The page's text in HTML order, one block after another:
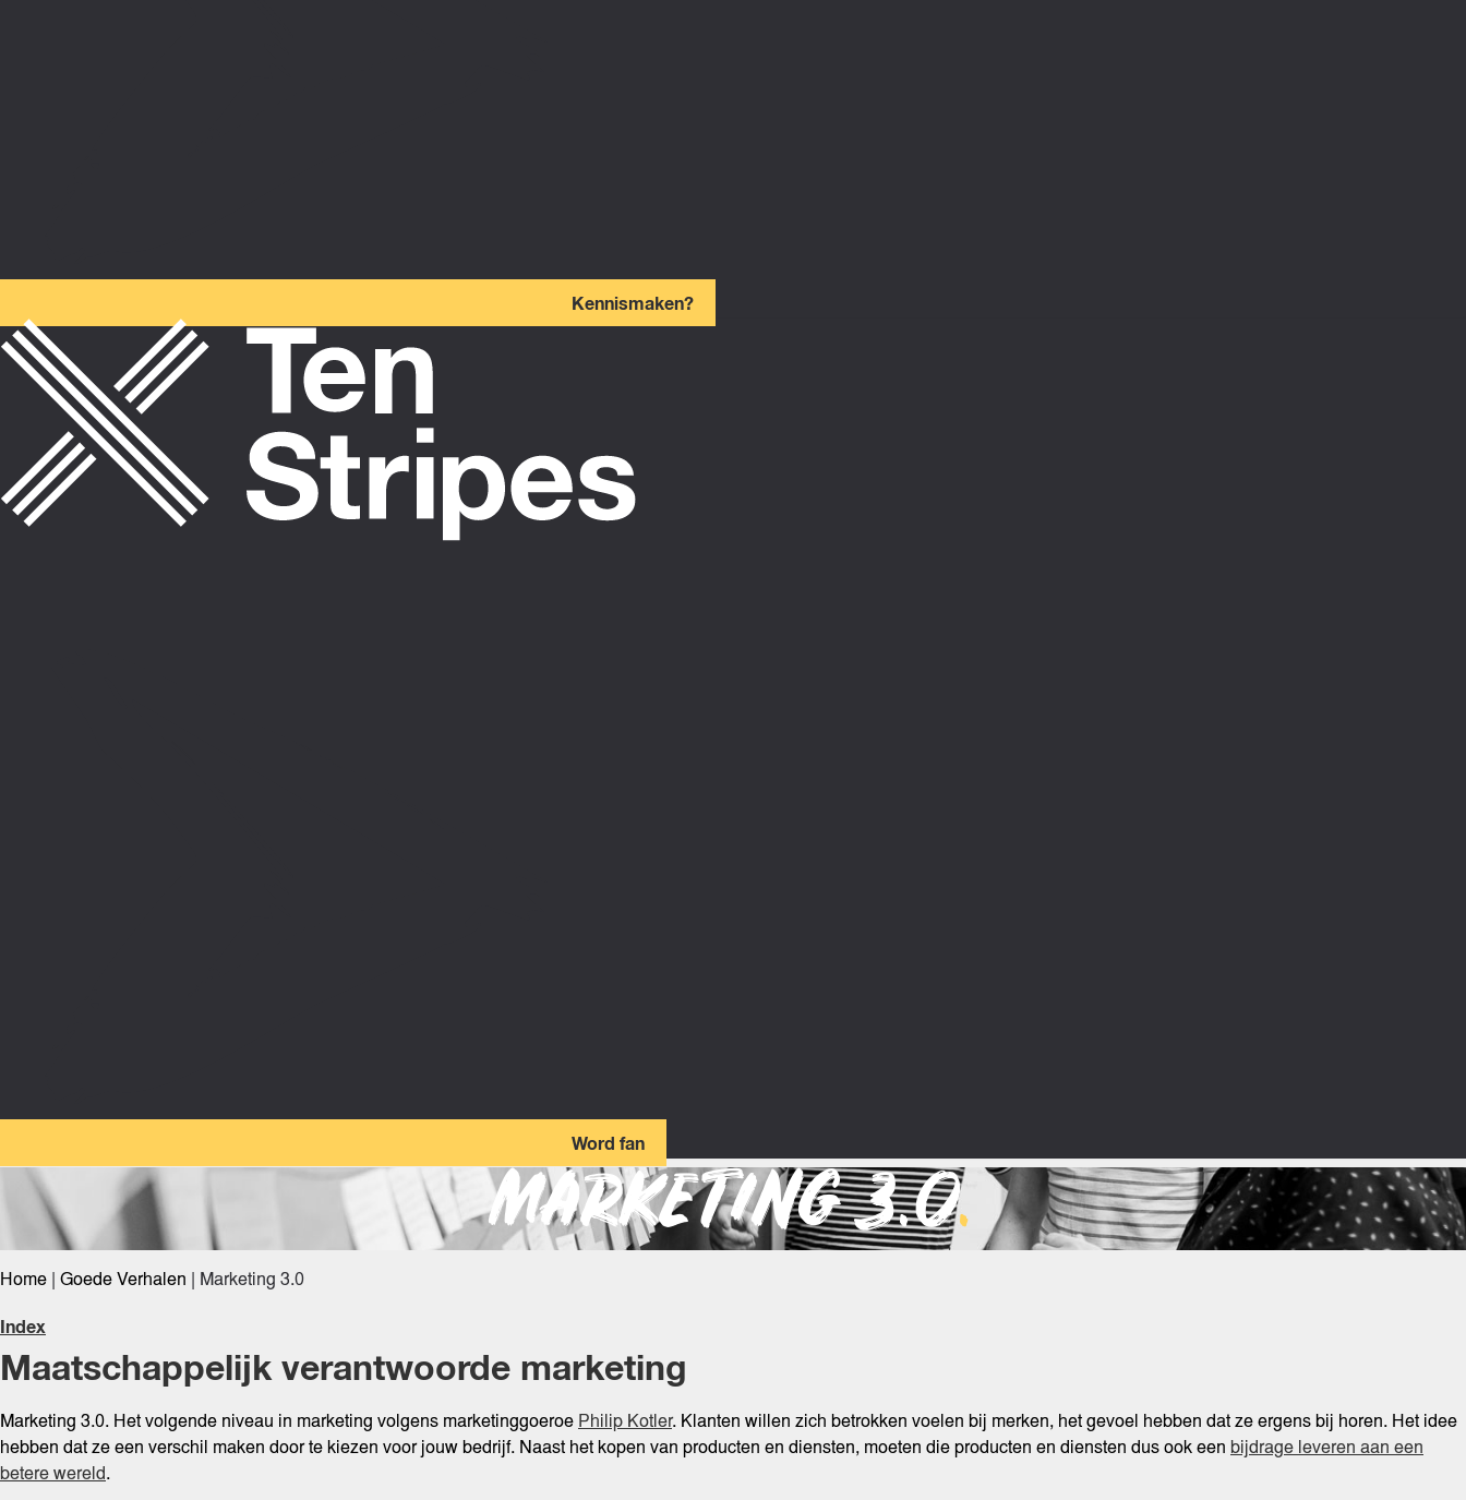
Kennismaken?
Word fan
MARKETING 3.0.
Home Goede Verhalen Marketing 3.0
Index
Maatschappelijk verantwoorde marketing
Marketing 3.0. Het volgende niveau in marketing volgens marketinggoeroePhilip Kotler. Klanten willen zich betrokken voelen bij merken, het gevoel hebben dat ze ergens bij horen. Het idee
hebben dat ze een verschil maken door te kiezen voor jouw bedrijf. Naast het kopen van producten en diensten, moeten die producten en diensten dus ook een bijdrage leveren aan een
betere wereld.